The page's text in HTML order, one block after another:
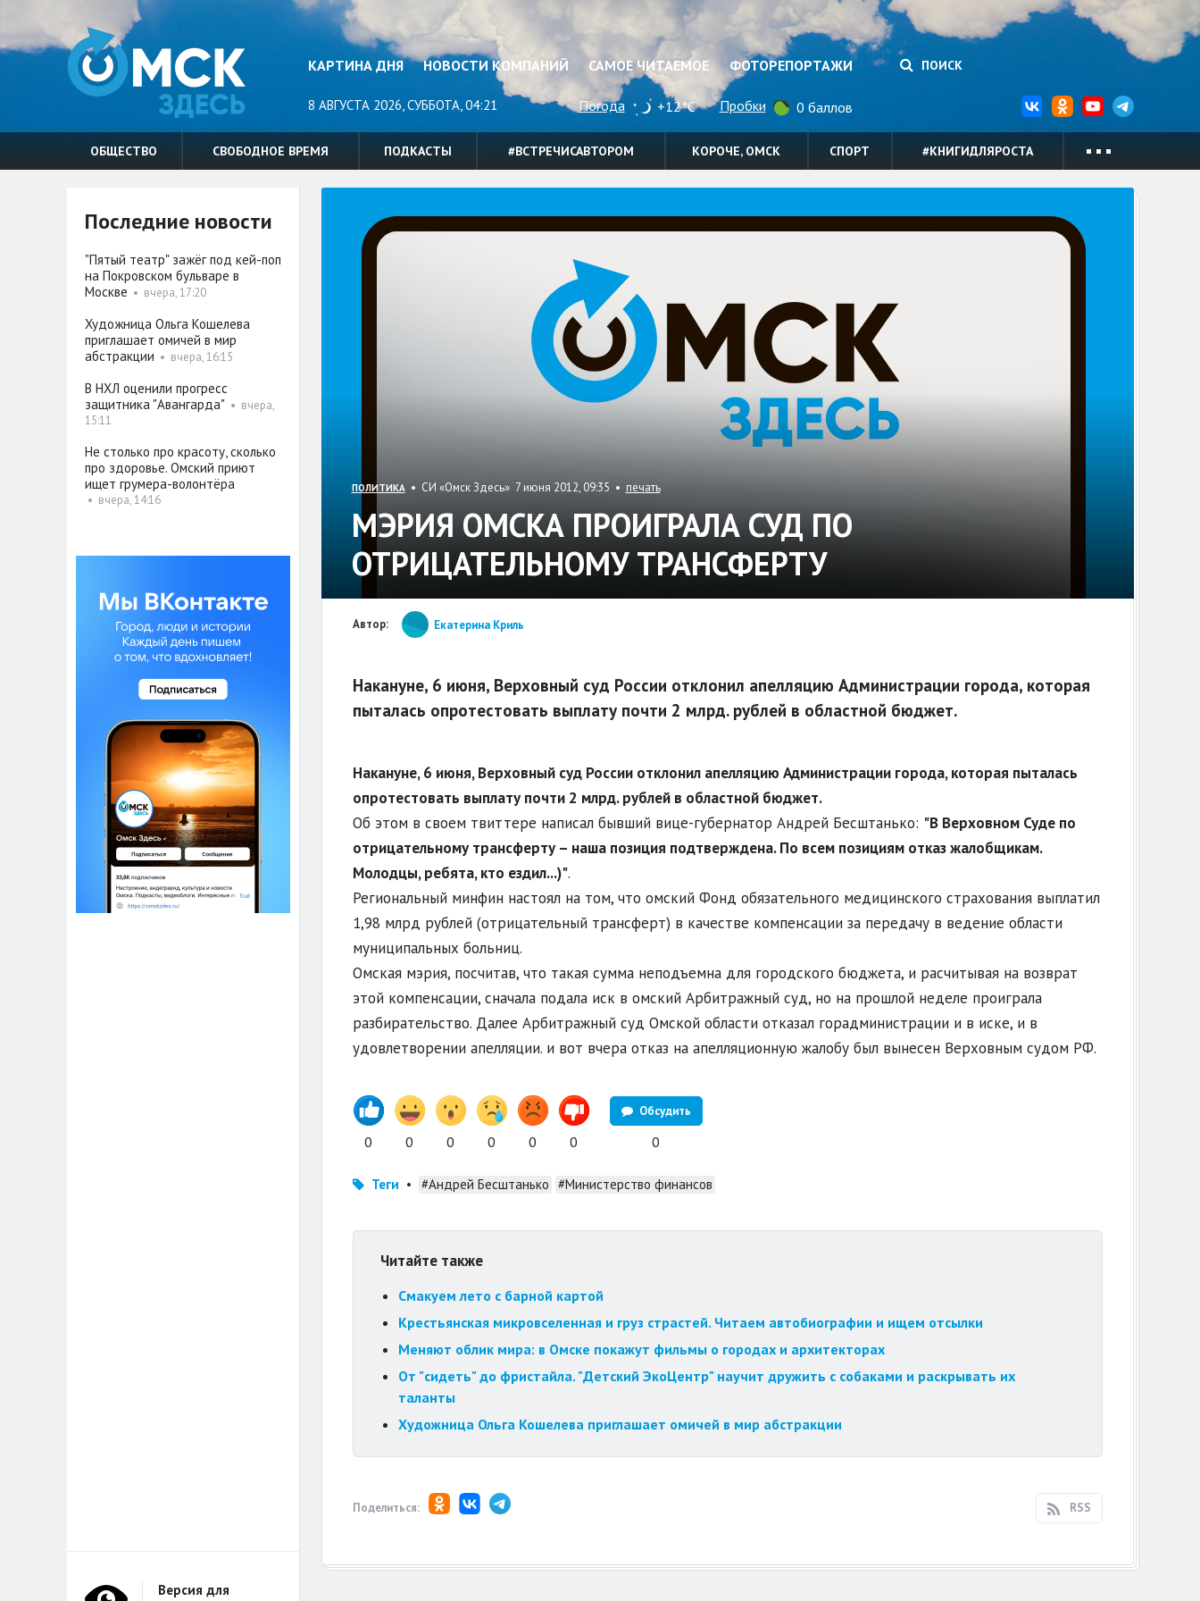
КАРТИНА ДНЯ НОВОСТИ КОМПАНИЙ САМОЕ ЧИТАЕМОЕ ФОТОРЕПОРТАЖИ ПОИСК
8 АВГУСТА 2026, СУББОТА, 04:21 Погода +12°C Пробки 0 баллов
ОБЩЕСТВО СВОБОДНОЕ ВРЕМЯ ПОДКАСТЫ #ВСТРЕЧИСАВТОРОМ КОРОЧЕ, ОМСК СПОРТ #КНИГИДЛЯРОСТА
ПОЛИТИКА• СИ «Омск Здесь» 7 июня 2012, 09:35 • печать
МЭРИЯ ОМСКА ПРОИГРАЛА СУД ПО
ОТРИЦАТЕЛЬНОМУ ТРАНСФЕРТУ
Автор: Екатерина Криль
Накануне, 6 июня, Верховный суд России отклонил апелляцию Администрации города, которая
пыталась опротестовать выплату почти 2 млрд. рублей в областной бюджет.
Накануне, 6 июня, Верховный суд России отклонил апелляцию Администрации города, которая пыталась
опротестовать выплату почти 2 млрд. рублей в областной бюджет.
Об этом в своем твиттере написал бывший вице-губернатор Андрей Бесштанько: "В Верховном Суде по
отрицательному трансферту – наша позиция подтверждена. По всем позициям отказ жалобщикам.
Молодцы, ребята, кто ездил...)".
Региональный минфин настоял на том, что омский Фонд обязательного медицинского страхования выплатил
1,98 млрд рублей (отрицательный трансферт) в качестве компенсации за передачу в ведение области
муниципальных больниц.
Омская мэрия, посчитав, что такая сумма неподъемна для городского бюджета, и расчитывая на возврат
этой компенсации, сначала подала иск в омский Арбитражный суд, но на прошлой неделе проиграла
разбирательство. Далее Арбитражный суд Омской области отказал горадминистрации и в иске, и в
удовлетворении апелляции. и вот вчера отказ на апелляционную жалобу был вынесен Верховным судом РФ.
0 0 0 0 0 0
Обсудить
0
Теги • #Андрей Бесштанько #Министерство финансов
Читайте также
Смакуем лето с барной картой
Крестьянская микровселенная и груз страстей. Читаем автобиографии и ищем отсылки
Меняют облик мира: в Омске покажут фильмы о городах и архитекторах
От "сидеть" до фристайла. "Детский ЭкоЦентр" научит дружить с собаками и раскрывать их
таланты
Художница Ольга Кошелева приглашает омичей в мир абстракции
Поделиться: RSS
Последние новости
"Пятый театр" зажёг под кей-поп
на Покровском бульваре в
Москве • вчера, 17:20
Художница Ольга Кошелева
приглашает омичей в мир
абстракции • вчера, 16:15
В НХЛ оценили прогресс
защитника "Авангарда" • вчера,
15:11
Не столько про красоту, сколько
про здоровье. Омский приют
ищет грумера-волонтёра
• вчера, 14:16
Версия для